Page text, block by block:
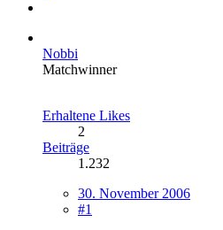
Nobbi
Matchwinner
Erhaltene Likes
2
Beiträge
1.232
30. November 2006
#1